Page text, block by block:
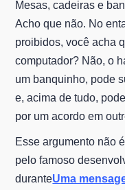
Mesas, cadeiras e
Acho que não. No
proibidos, você acha
computador? Não, o
um banquinho, pode
e, acima de tudo,
por um acordo em
Esse argumento não
pelo famoso
duranteUma